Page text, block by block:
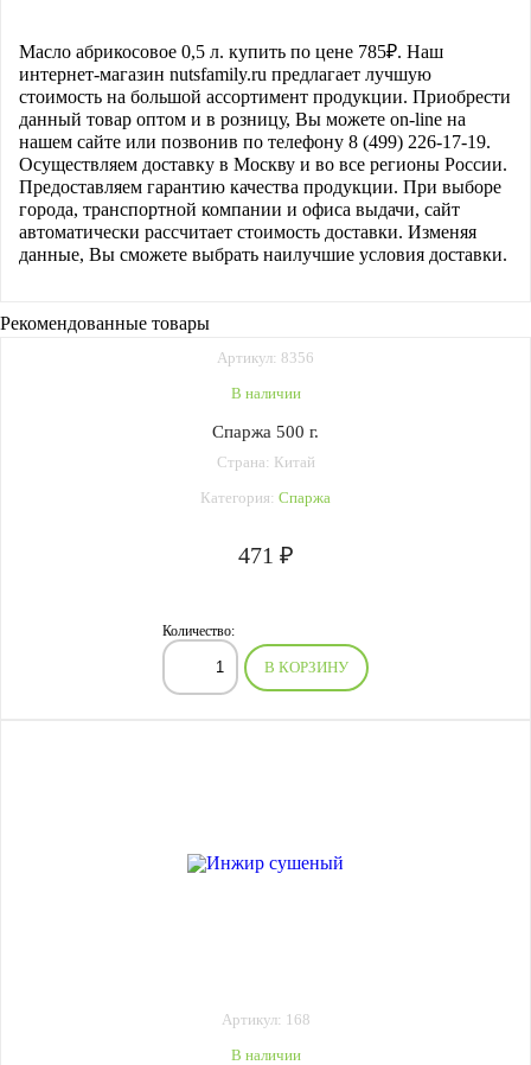
Масло абрикосовое 0,5 л. купить по цене 785₽. Наш
интернет-магазин nutsfamily.ru предлагает лучшую
стоимость на большой ассортимент продукции. Приобрести
данный товар оптом и в розницу, Вы можете on-line на
нашем сайте или позвонив по телефону 8 (499) 226-17-19.
Осуществляем доставку в Москву и во все регионы России.
Предоставляем гарантию качества продукции. При выборе
города, транспортной компании и офиса выдачи, сайт
автоматически рассчитает стоимость доставки. Изменяя
данные, Вы сможете выбрать наилучшие условия доставки.
Рекомендованные товары
Артикул: 8356
В наличии
Спаржа 500 г.
Страна: Китай
Категория: Спаржа
471 ₽
Количество:
В КОРЗИНУ
Артикул: 168
В наличии